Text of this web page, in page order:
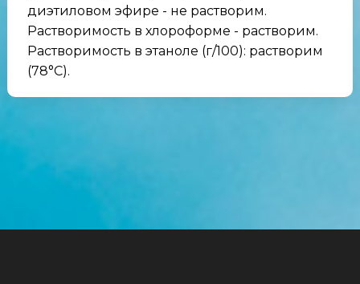
диэтиловом эфире - не растворим.
Растворимость в хлороформе - растворим.
Растворимость в этаноле (г/100): растворим
(78°C).